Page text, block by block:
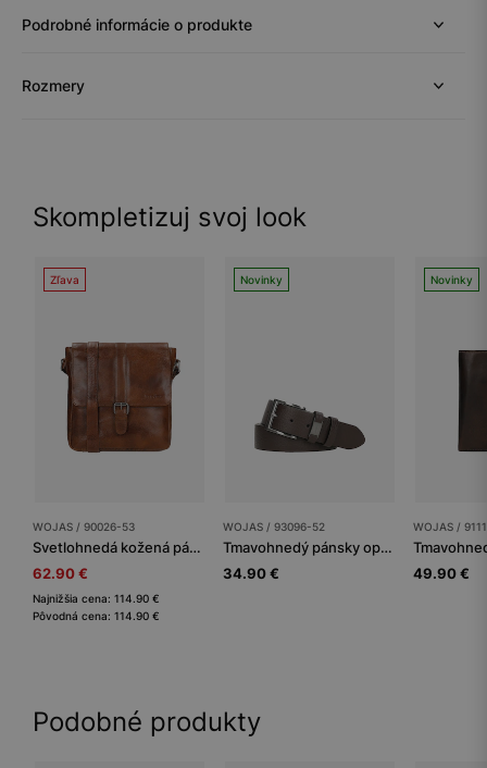
Podrobné informácie o produkte
Rozmery
Skompletizuj svoj look
Zľava
WOJAS / 90026-53
Svetlohnedá kožená pánska taška listonoška
62.90 €
Najnižšia cena: 114.90 €
Pôvodná cena: 114.90 €
Novinky
WOJAS / 93096-52
Tmavohnedý pánsky opasok s pútkom a logom
34.90 €
Novinky
WOJAS /
49.90 €
Podobné produkty